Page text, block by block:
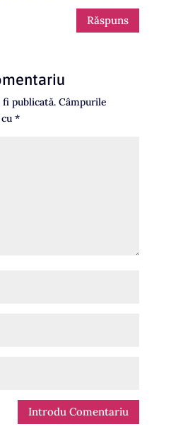
Răspuns
fi publicată. Câmpurile
*
Introdu Comentariu